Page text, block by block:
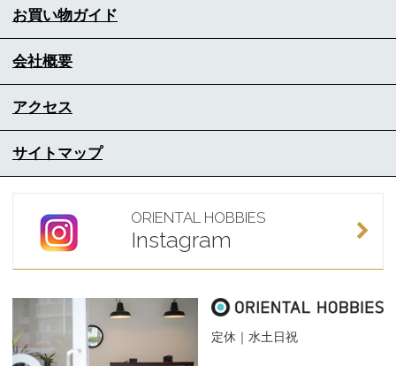
お買い物ガイド
会社概要
アクセス
サイトマップ
ORIENTAL HOBBIES
Instagram
定休｜水土日祝